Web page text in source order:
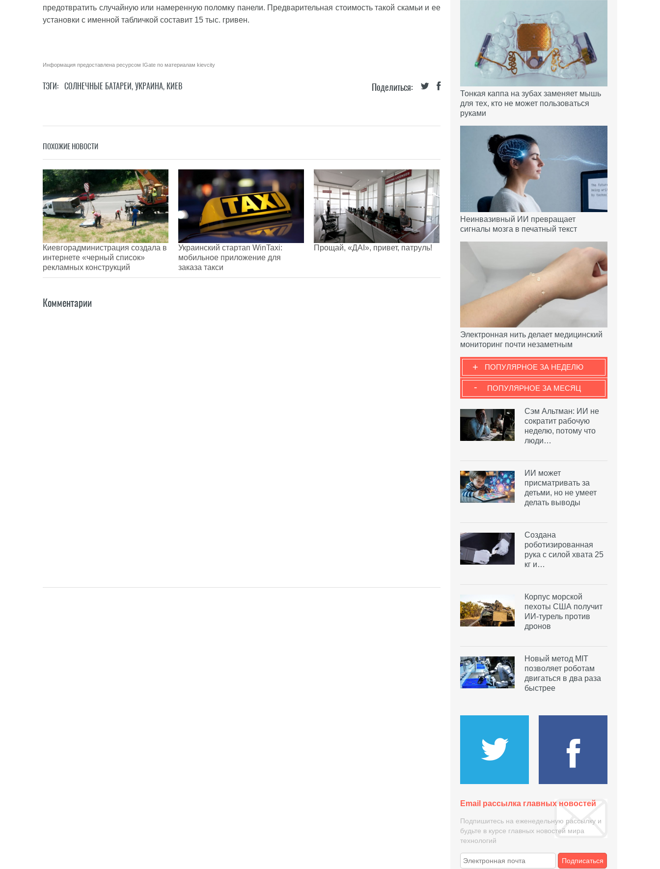
предотвратить случайную или намеренную поломку панели. Предварительная стоимость такой скамьи и ее
установки с именной табличкой составит 15 тыс. гривен.
Информация предоставлена ресурсом IGate по материалам kievcity
Поделиться:
ТЭГИ: СОЛНЕЧНЫЕ БАТАРЕИ,УКРАИНА, КИЕВ
ПОХОЖИЕ НОВОСТИ
Киевгорадминистрация создала в
интернете «черный список»
рекламных конструкций
Украинский стартап WinTaxi:
мобильное приложение для
заказа такси
Прощай, «ДАI», привет, патруль!
Комментарии
Тонкая каппа на зубах заменяет мышь
для тех, кто не может пользоваться
руками
Неинвазивный ИИ превращает
сигналы мозга в печатный текст
Электронная нить делает медицинский
мониторинг почти незаметным
ПОПУЛЯРНОЕ ЗА НЕДЕЛЮ
+
ПОПУЛЯРНОЕ ЗА МЕСЯЦ
-
Сэм Альтман: ИИ не
сократит рабочую
неделю, потому что
люди…
ИИ может
присматривать за
детьми, но не умеет
делать выводы
Создана
роботизированная
рука с силой хвата 25
кг и…
Корпус морской
пехоты США получит
ИИ-турель против
дронов
Новый метод MIT
позволяет роботам
двигаться в два раза
быстрее
Email рассылка главных новостей
Подпишитесь на еженедельную рассылку и
будьте в курсе главных новостей мира
технологий
Подписаться